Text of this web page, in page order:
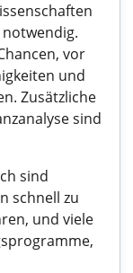
vor
und
Zusätzliche
sind
sind
schnell zu
und viele